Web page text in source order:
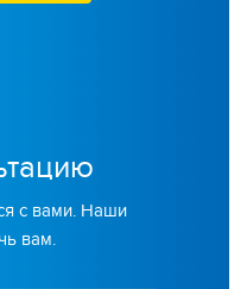
с вами. Наши
вам.